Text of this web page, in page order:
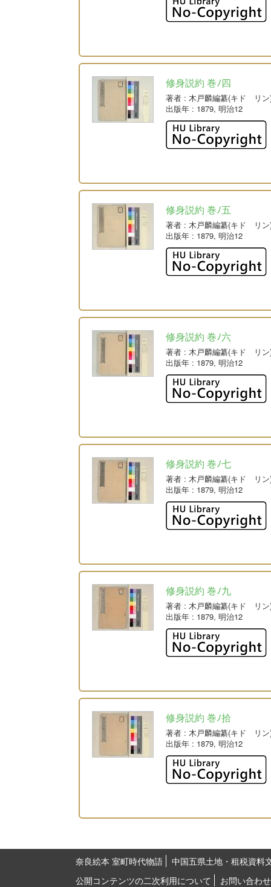
修身説約 巻ﾉ四
著者 : 木戸麟編纂(キド リ
出版年 : 1879, 明治12
修身説約 巻ﾉ五
著者 : 木戸麟編纂(キド リ
出版年 : 1879, 明治12
修身説約 巻ﾉ六
著者 : 木戸麟編纂(キド リ
出版年 : 1879, 明治12
修身説約 巻ﾉ七
著者 : 木戸麟編纂(キド リ
出版年 : 1879, 明治12
修身説約 巻ﾉ九
著者 : 木戸麟編纂(キド リ
出版年 : 1879, 明治12
修身説約 巻ﾉ拾
著者 : 木戸麟編纂(キド リ
出版年 : 1879, 明治12
奈良絵本 室町時代物語
中国五県土地・租税資料
公開コンテンツの二次利用について
お問い合わせ